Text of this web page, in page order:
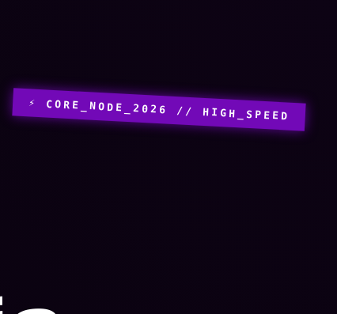
⚡ CORE_NODE_2026 // HIGH_SPEED